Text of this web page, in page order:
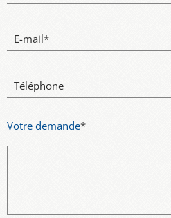
E-mail*
Téléphone
Votre demande*